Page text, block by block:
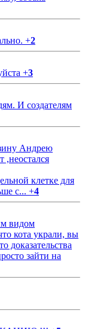
+2
+3
И создателям
Андрею
,неостался
клетке для
с... +4
видом
кота украли, вы
доказательства
зайти на